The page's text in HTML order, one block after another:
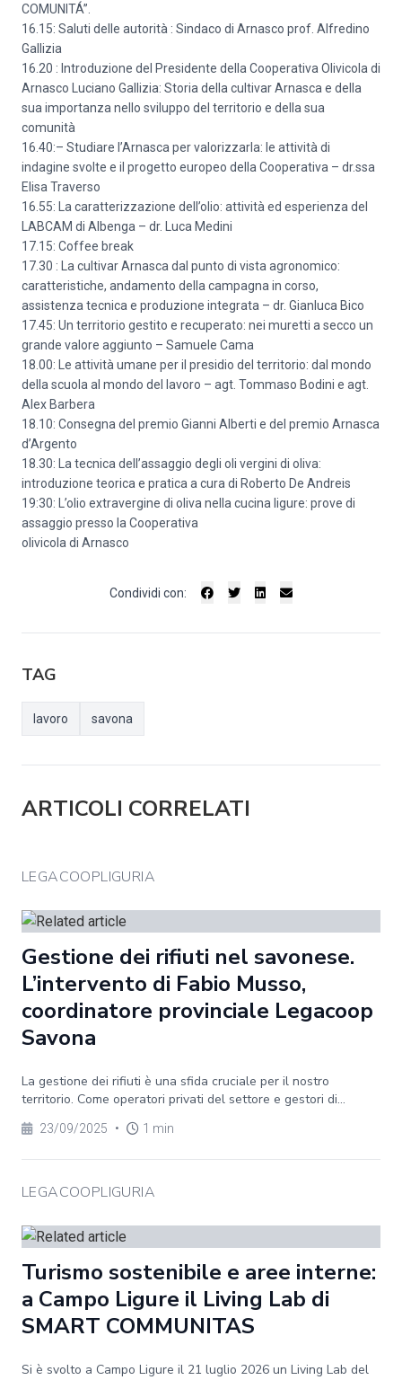
COMUNITÁ”.
16.15: Saluti delle autorità : Sindaco di Arnasco prof. Alfredino
Gallizia
16.20 : Introduzione del Presidente della Cooperativa Olivicola di
Arnasco Luciano Gallizia: Storia della cultivar Arnasca e della
sua importanza nello sviluppo del territorio e della sua
comunità
16.40:– Studiare l’Arnasca per valorizzarla: le attività di
indagine svolte e il progetto europeo della Cooperativa – dr.ssa
Elisa Traverso
16.55: La caratterizzazione dell’olio: attività ed esperienza del
LABCAM di Albenga – dr. Luca Medini
17.15: Coffee break
17.30 : La cultivar Arnasca dal punto di vista agronomico:
caratteristiche, andamento della campagna in corso,
assistenza tecnica e produzione integrata – dr. Gianluca Bico
17.45: Un territorio gestito e recuperato: nei muretti a secco un
grande valore aggiunto – Samuele Cama
18.00: Le attività umane per il presidio del territorio: dal mondo
della scuola al mondo del lavoro – agt. Tommaso Bodini e agt.
Alex Barbera
18.10: Consegna del premio Gianni Alberti e del premio Arnasca
d’Argento
18.30: La tecnica dell’assaggio degli oli vergini di oliva:
introduzione teorica e pratica a cura di Roberto De Andreis
19:30: L’olio extravergine di oliva nella cucina ligure: prove di
assaggio presso la Cooperativa
olivicola di Arnasco
Condividi con:
TAG
lavoro savona
ARTICOLI CORRELATI
LEGACOOPLIGURIA
Gestione dei rifiuti nel savonese.
L’intervento di Fabio Musso,
coordinatore provinciale Legacoop
Savona
La gestione dei rifiuti è una sfida cruciale per il nostro
territorio. Come operatori privati del settore e gestori di...
23/09/2025 • 1 min
LEGACOOPLIGURIA
Turismo sostenibile e aree interne:
a Campo Ligure il Living Lab di
SMART COMMUNITAS
Si è svolto a Campo Ligure il 21 luglio 2026 un Living Lab del